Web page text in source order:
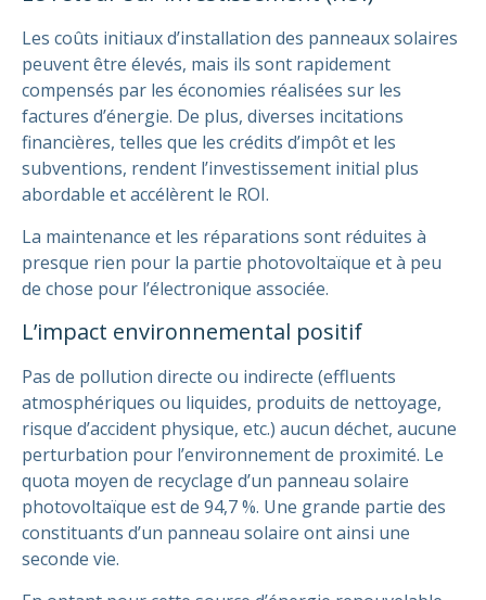
Les coûts initiaux d’installation des panneaux solaires
peuvent être élevés, mais ils sont rapidement
compensés par les économies réalisées sur les
factures d’énergie. De plus, diverses incitations
financières, telles que les crédits d’impôt et les
subventions, rendent l’investissement initial plus
abordable et accélèrent le ROI.
La maintenance et les réparations sont réduites à
presque rien pour la partie photovoltaïque et à peu
de chose pour l’électronique associée.
L’impact environnemental positif
Pas de pollution directe ou indirecte (effluents
atmosphériques ou liquides, produits de nettoyage,
risque d’accident physique, etc.) aucun déchet, aucune
perturbation pour l’environnement de proximité. Le
quota moyen de recyclage d’un panneau solaire
photovoltaïque est de 94,7 %. Une grande partie des
constituants d’un panneau solaire ont ainsi une
seconde vie.